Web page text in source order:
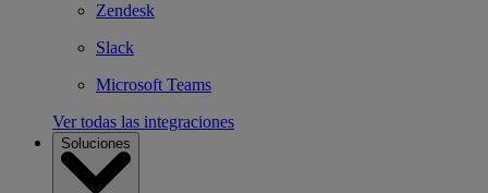
Zendesk
Slack
Microsoft Teams
Ver todas las integraciones
Soluciones